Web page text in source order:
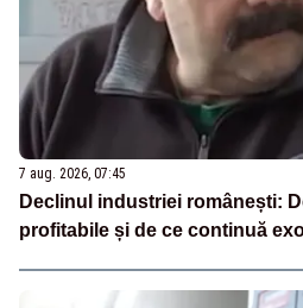
7 aug. 2026, 07:45
Declinul industriei românești:
profitabile și de ce continuă